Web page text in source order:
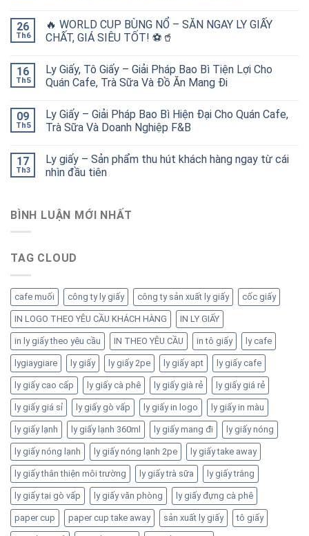
26
Th6
🔥 WORLD CUP BÙNG NỔ – SĂN NGAY LY GIẤY
CHẤT, GIÁ SIÊU TỐT! ⚽🥤
16
Th5
Ly Giấy, Tô Giấy – Giải Pháp Bao Bì Tiện Lợi Cho
Quán Cafe, Trà Sữa Và Đồ Ăn Mang Đi
09
Th5
Ly Giấy – Giải Pháp Bao Bì Hiện Đại Cho Quán Cafe,
Trà Sữa Và Doanh Nghiệp F&B
17
Th3
Ly giấy – Sản phẩm thu hút khách hàng ngay từ cái
nhìn đầu tiên
BÌNH LUẬN MỚI NHẤT
TAG CLOUD
cafe muối công ty ly giấy công ty sản xuất ly giấy cốc giấy
IN LOGO THEO YÊU CẦU KHÁCH HÀNG IN LY GIẤY
in ly giấy theo yêu cầu IN THEO YÊU CẦU in tô giấy ly cafe
lygiaygiare ly giấy ly giấy 2pe ly giấy apt ly giấy cafe
ly giấy cao cấp ly giấy cà phê ly giấy già rẻ ly giấy giá rẻ
ly giấy giá sỉ ly giấy gò vấp ly giấy in logo ly giấy in màu
ly giấy lạnh ly giấy lạnh 360ml ly giấy mang đi ly giấy nóng
ly giấy nóng lạnh ly giấy nóng lạnh 2pe ly giấy take away
ly giấy thân thiện môi trường ly giấy trà sữa ly giấy trắng
ly giấy tại gò vấp ly giấy văn phòng ly giấy đựng cà phê
paper cup paper cup take away sản xuất ly giấy tô giấy